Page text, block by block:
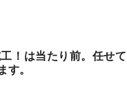
！は当たり前。任せて
。